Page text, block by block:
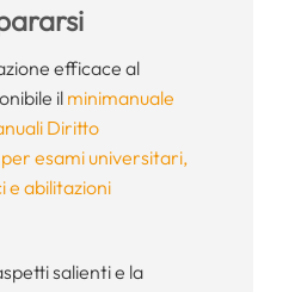
efficace al
ilminimanuale
Diritto
esami universitari,
e abilitazioni
salienti e la